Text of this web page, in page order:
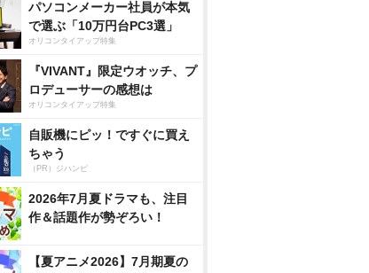
パソコンメーカー社員が本気
で選ぶ「10万円台PC3選」
オリコンタイアップ特集
『VIVANT』限定ウオッチ、プ
ロデューサーの感想は
オリコンタイアップ特集
自販機にピッ！ですぐに買え
ちゃう
（PR）ジハンピ
2026年7月夏ドラマも、注目
作＆話題作が勢ぞろい！
【夏アニメ2026】7月期夏の